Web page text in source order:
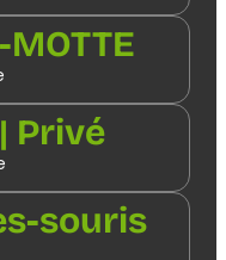
Privé
souris